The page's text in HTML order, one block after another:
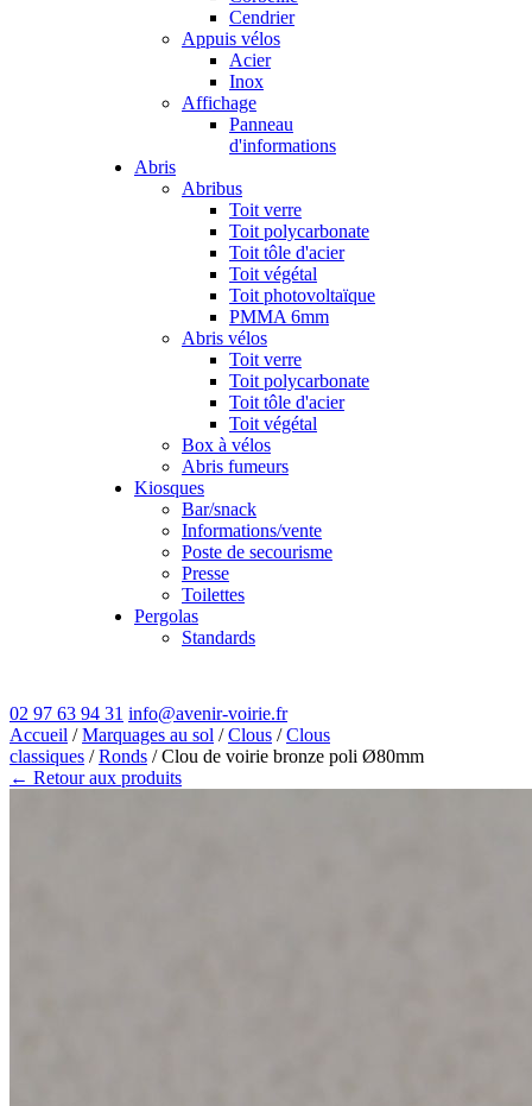
Cendrier
Appuis vélos
Acier
Inox
Affichage
Panneau
d'informations
Abris
Abribus
Toit verre
Toit polycarbonate
Toit tôle d'acier
Toit végétal
Toit photovoltaïque
PMMA 6mm
Abris vélos
Toit verre
Toit polycarbonate
Toit tôle d'acier
Toit végétal
Box à vélos
Abris fumeurs
Kiosques
Bar/snack
Informations/vente
Poste de secourisme
Presse
Toilettes
Pergolas
Standards
02 97 63 94 31 info@avenir-voirie.fr
Accueil /Marquages au sol /Clous /Clous
classiques /Ronds / Clou de voirie bronze poli Ø80mm
← Retour aux produits